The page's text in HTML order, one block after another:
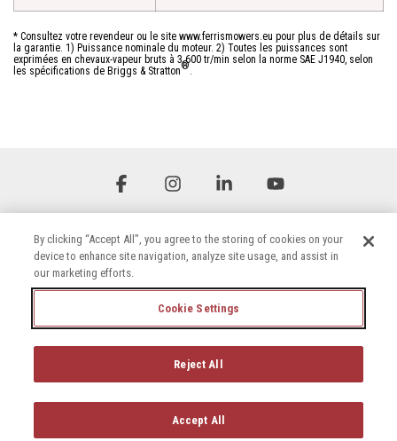
* Consultez votre revendeur ou le site www.ferrismowers.eu pour plus de détails sur
la garantie. 1) Puissance nominale du moteur. 2) Toutes les puissances sont
exprimées en chevaux-vapeur bruts à 3 600 tr/min selon la norme SAE J1940, selon
les spécifications de Briggs & Stratton®.
Politique en matière de cookies
© 2026 Briggs & Stratton, LLC. All rights reserved.
FacebookInstagramLinkedin
By clicking “Accept All”, you agree to the storing of cookies on your
device to enhance site navigation, analyze site usage, and assist in
our marketing efforts.
Cookie Settings
Reject All
Accept All